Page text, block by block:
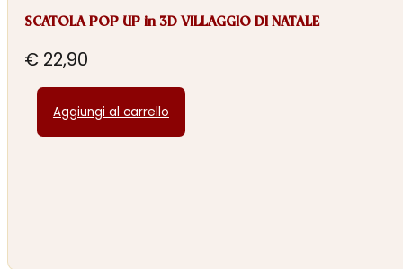
SCATOLA POP UP in 3D VILLAGGIO DI NATALE
€ 22,90
Aggiungi al carrello